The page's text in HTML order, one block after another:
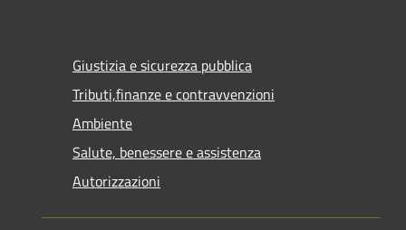
Giustizia e sicurezza pubblica
Tributi,finanze e contravvenzioni
Ambiente
Salute, benessere e assistenza
Autorizzazioni